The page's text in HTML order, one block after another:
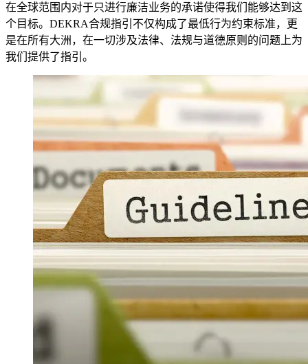
在全球范围内对于只进行廉洁业务的承诺使得我们能够达到这
个目标。DEKRA合规指引不仅构成了最低行为约束标准，更
是在所有大洲，在一切涉及法律、法规与道德原则的问题上为
我们提供了指引。